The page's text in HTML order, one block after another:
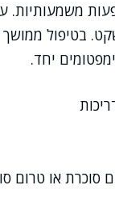
משמעותיות.
בטיפול ממושך
יחד.
סוכרת או טרום